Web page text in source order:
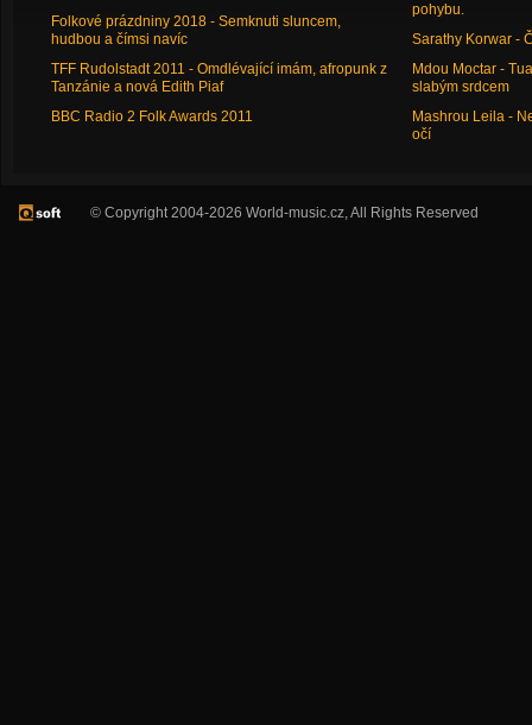
Folkové prázdniny 2018 - Semknuti sluncem,
hudbou a čímsi navíc
TFF Rudolstadt 2011 - Omdlévající imám, afropunk z
Tanzánie a nová Edith Piaf
BBC Radio 2 Folk Awards 2011
pohybu.
Sarathy Korwar -
Mdou Moctar -
slabým srdcem
Mashrou Leila -
očí
© Copyright 2004-2026 World-music.cz, All Rights Reserved